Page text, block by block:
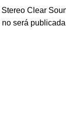
Clear
será